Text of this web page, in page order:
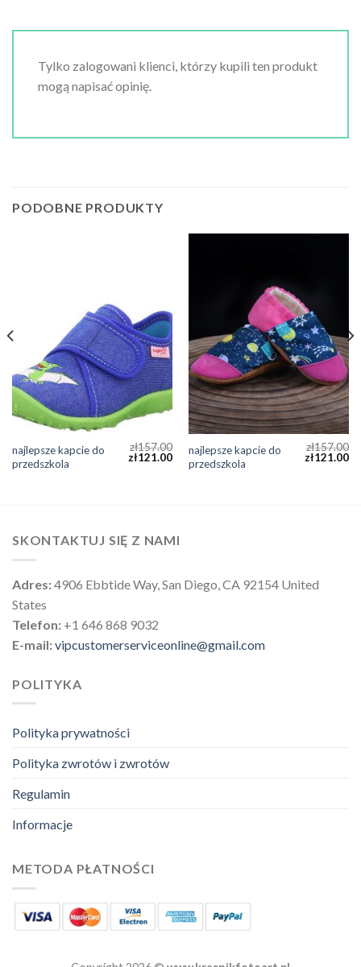
Tylko zalogowani klienci, którzy kupili ten produkt
mogą napisać opinię.
PODOBNE PRODUKTY
najlepsze kapcie do
przedszkola
zł157.00
zł121.00
najlepsze kapcie do
przedszkola
zł157.00
zł121.00
SKONTAKTUJ SIĘ Z NAMI
Adres:4906 Ebbtide Way, San Diego, CA 92154 United
States
Telefon: +1 646 868 9032
E-mail:vipcustomerserviceonline@gmail.com
POLITYKA
Polityka prywatności
Polityka zwrotów i zwrotów
Regulamin
Informacje
METODA PŁATNOŚCI